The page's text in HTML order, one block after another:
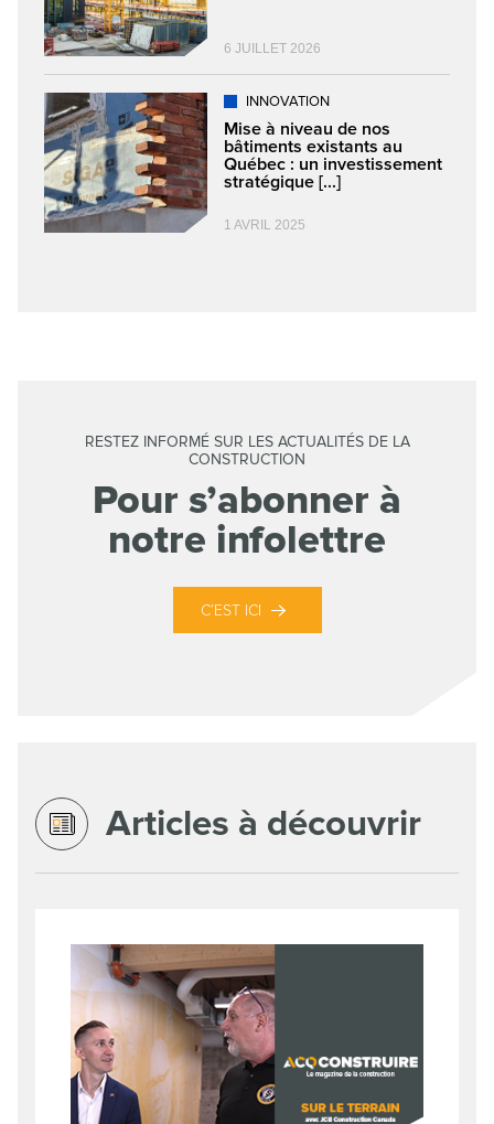
6 JUILLET 2026
INNOVATION
Mise à niveau de nos
bâtiments existants au
Québec : un investissement
stratégique [...]
1 AVRIL 2025
RESTEZ INFORMÉ SUR LES ACTUALITÉS DE LA
CONSTRUCTION
Pour s’abonner à
notre infolettre
C’EST ICI
Articles à découvrir